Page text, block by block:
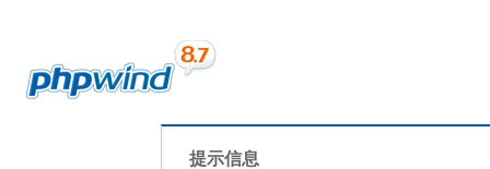
提示信息